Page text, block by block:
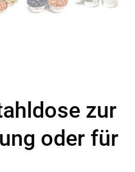
zur
oder für